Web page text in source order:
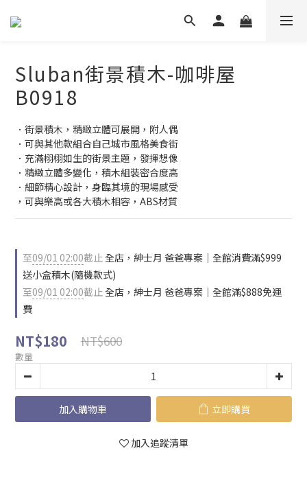
Sluban街景積木-咖啡屋
B0918
．街景積木，精緻立體可展開，附人偶
．可與其他款組合自己城市風格美食街
．充滿栩栩如生的街景主題，發揮想像
．精緻立體多變化，積木組裝密合度高
．細節精心設計，身臨其境的現場感受
，可與樂高或各大積木相容，ABS材質
至09/01 02:00截止全店，紳士月 爸爸專案｜全館消費滿$999
送小盒積木(隨機款式)
至09/01 02:00截止全店，紳士月 爸爸專案｜全館滿$888免運
費
NT$180 NT$600
數量
加入購物車 立即購買
加入追蹤清單